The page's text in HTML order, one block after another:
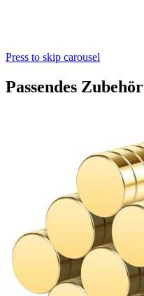
Press to skip carousel
Passendes Zubehör